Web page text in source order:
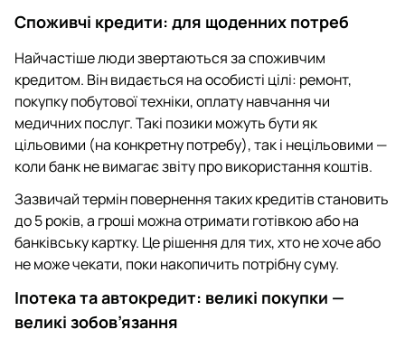
Споживчі кредити: для щоденних потреб
Найчастіше люди звертаються за споживчим
кредитом. Він видається на особисті цілі: ремонт,
покупку побутової техніки, оплату навчання чи
медичних послуг. Такі позики можуть бути як
цільовими (на конкретну потребу), так і нецільовими —
коли банк не вимагає звіту про використання коштів.
Зазвичай термін повернення таких кредитів становить
до 5 років, а гроші можна отримати готівкою або на
банківську картку. Це рішення для тих, хто не хоче або
не може чекати, поки накопичить потрібну суму.
Іпотека та автокредит: великі покупки —
великі зобов’язання